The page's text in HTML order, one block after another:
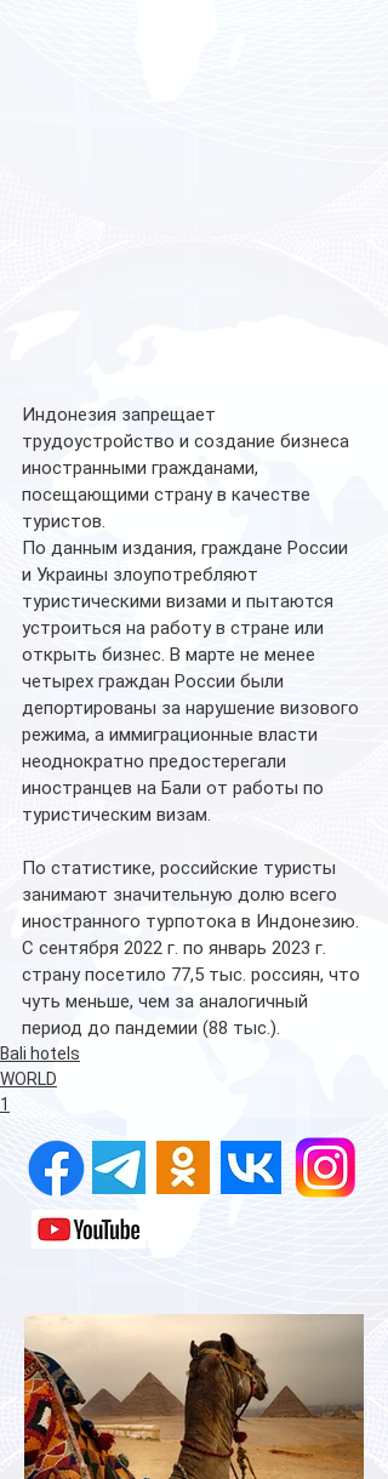
Индонезия запрещает
трудоустройство и создание бизнеса
иностранными гражданами,
посещающими страну в качестве
туристов.
По данным издания, граждане России
и Украины злоупотребляют
туристическими визами и пытаются
устроиться на работу в стране или
открыть бизнес. В марте не менее
четырех граждан России были
депортированы за нарушение визового
режима, а иммиграционные власти
неоднократно предостерегали
иностранцев на Бали от работы по
туристическим визам.
По статистике, российские туристы
занимают значительную долю всего
иностранного турпотока в Индонезию.
С сентября 2022 г. по январь 2023 г.
страну посетило 77,5 тыс. россиян, что
чуть меньше, чем за аналогичный
период до пандемии (88 тыс.).
Bali hotels
WORLD
1